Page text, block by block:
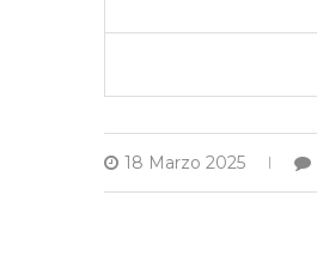
18 Marzo 2025